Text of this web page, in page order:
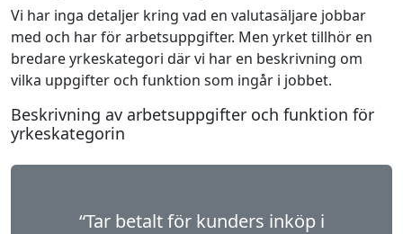
Vi har inga detaljer kring vad en valutasäljare jobbar
med och har för arbetsuppgifter. Men yrket tillhör en
bredare yrkeskategori där vi har en beskrivning om
vilka uppgifter och funktion som ingår i jobbet.
Beskrivning av arbetsuppgifter och funktion för
yrkeskategorin
“Tar betalt för kunders inköp i